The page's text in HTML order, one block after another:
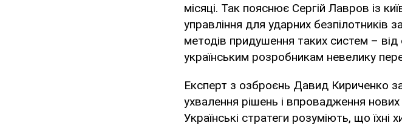
місяці. Так пояснює Сергій Лавров із
управління для ударних безпілотників
методів придушення таких систем –
українським розробникам невелику
Експерт з озброєнь Давид Кириченко
ухвалення рішень і впровадження
Українські стратеги розуміють, що їхні